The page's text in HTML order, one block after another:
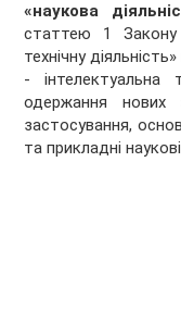
«наукова
статтею 1 Закону
технічну
- інтелектуальна
одержання
застосування,
та прикладні